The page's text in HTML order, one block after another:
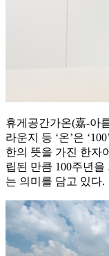
휴게공간가온(嘉-아
라운지 등 ‘온’은
한의 뜻을 가진 한자
립된 만큼 100주년
는 의미를 담고 있다.